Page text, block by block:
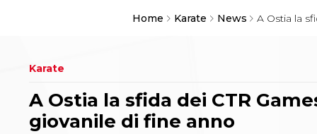
Home Karate News A Ostia la
Tecnici
Tesseramento
Contatti
Karate
A Ostia la sfida dei CTR
giovanile di fine anno